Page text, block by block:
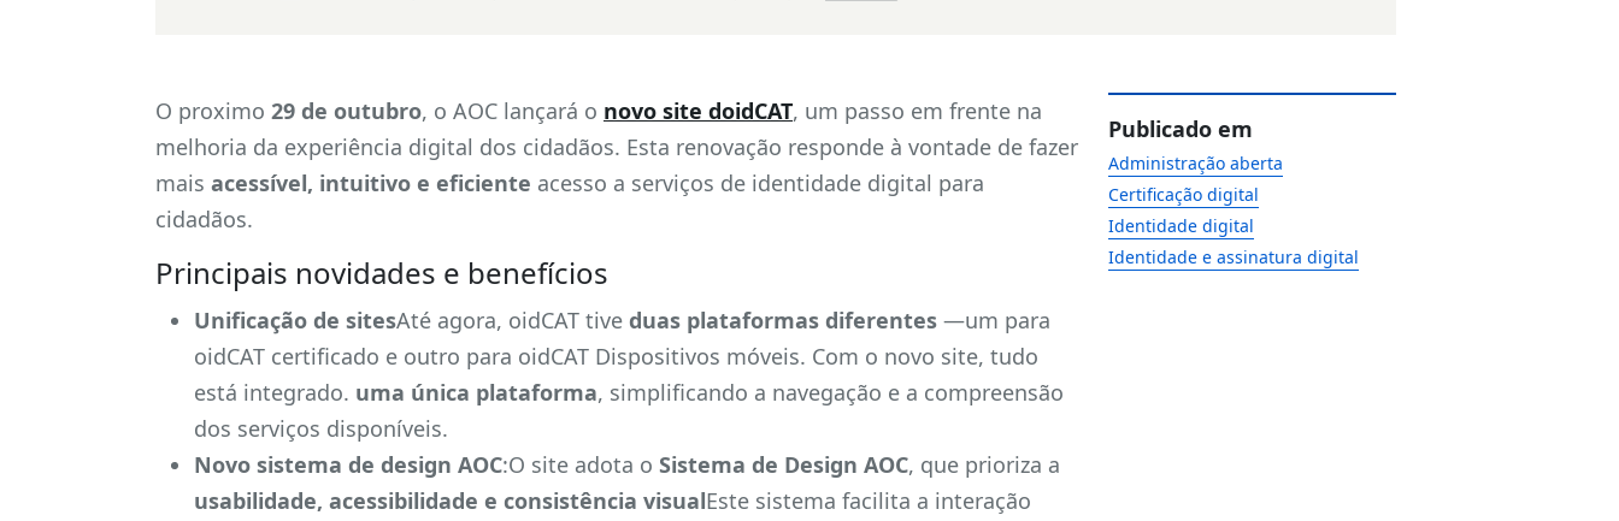
O proximo 29 de outubro, o AOC lançará o novo site doidCAT, um passo em frente na
melhoria da experiência digital dos cidadãos. Esta renovação responde à vontade de fazer
mais acessível, intuitivo e eficiente acesso a serviços de identidade digital para
cidadãos.
Principais novidades e benefícios
Unificação de sitesAté agora, oidCAT tive duas plataformas diferentes —um para
oidCAT certificado e outro para oidCAT Dispositivos móveis. Com o novo site, tudo
está integrado. uma única plataforma, simplificando a navegação e a compreensão
dos serviços disponíveis.
Novo sistema de design AOC:O site adota o Sistema de Design AOC, que prioriza a
usabilidade, acessibilidade e consistência visualEste sistema facilita a interação
Publicado em
Administração aberta
Certificação digital
Identidade digital
Identidade e assinatura digital